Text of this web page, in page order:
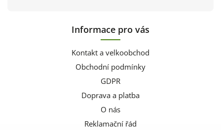
Informace pro vás
Kontakt a velkoobchod
Obchodní podmínky
GDPR
Doprava a platba
O nás
Reklamační řád